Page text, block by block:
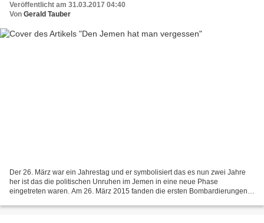
Veröffentlicht am 31.03.2017 04:40
Von Gerald Tauber
Der 26. März war ein Jahrestag und er symbolisiert das es nun zwei Jahre
her ist das die politischen Unruhen im Jemen in eine neue Phase
eingetreten waren. Am 26. März 2015 fanden die ersten Bombardierungen